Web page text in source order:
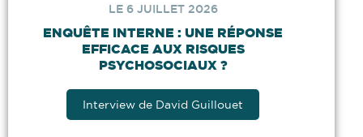
LE 6 JUILLET 2026
ENQUÊTE INTERNE : UNE RÉPONSE
EFFICACE AUX RISQUES
PSYCHOSOCIAUX ?
Interview de David Guillouet